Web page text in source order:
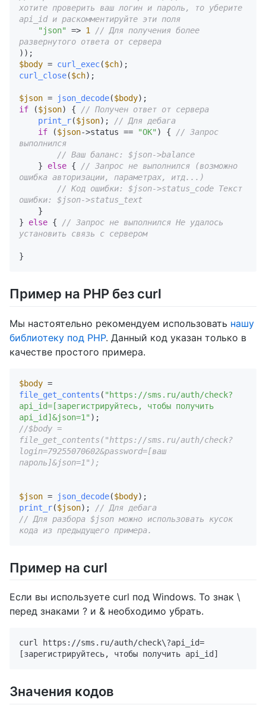
хотите проверить ваш логин и пароль, то уберите
api_id и раскомментируйте эти поля
"json"
=> 1
// Для получения более
развернутого ответа от сервера
$body = curl_exec($ch
curl_close($ch);
$json = json_decode($body
if ($json) {
// Получен ответ от сервера
print_r($json);
// Для дебага
if ($json->status == "OK" ) {
// Запрос
выполнился
// Ваш баланс: $json->balance
    }
else {
// Запрос не выполнился (возможно
ошибка авторизации, параметрах, итд...)
// Код ошибки: $json->status_code Текст
ошибки: $json->status_text
} else {
// Запрос не выполнился Не удалось
установить связь с сервером
Пример на PHP без curl
Мы настоятельно рекомендуем использовать нашу
библиотеку под PHP. Данный код указан только в
качестве простого примера.
$body
file_get_contents ( "https://sms.ru/auth/check?
api_id=[зарегистрируйтесь, чтобы получить
api_id]&json=1"
//$body =
file_get_contents("https://sms.ru/auth/check?
login=79255070602&password=[ваш
пароль]&json=1");
$json = json_decode($body
print_r($json);
// Для дебага
// Для разбора $json можно использовать кусок
кода из предыдущего примера.
Пример на curl
Если вы используете curl под Windows. То знак \
перед знаками ? и & необходимо убрать.
curl https://sms.ru/auth/check\?api_id=
Значения кодов